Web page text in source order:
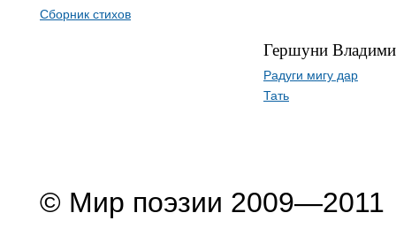
Сборник стихов
Гершуни
Радуги мигу дар
Тать
© Мир поэзии 2009—2011